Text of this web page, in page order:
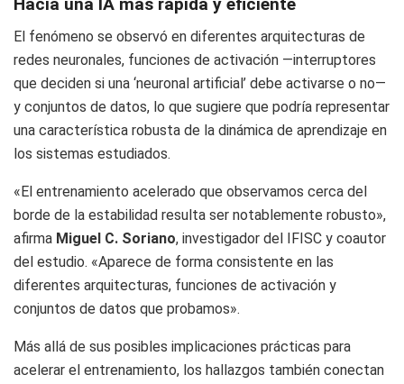
El fenómeno se observó en diferentes arquitecturas de
redes neuronales, funciones de activación —interruptores
que deciden si una ‘neuronal artificial’ debe activarse o no—
y conjuntos de datos, lo que sugiere que podría representar
una característica robusta de la dinámica de aprendizaje en
los sistemas estudiados.
«El entrenamiento acelerado que observamos cerca del
borde de la estabilidad resulta ser notablemente robusto»,
afirma Miguel C. Soriano, investigador del IFISC y coautor
del estudio. «Aparece de forma consistente en las
diferentes arquitecturas, funciones de activación y
conjuntos de datos que probamos».
Más allá de sus posibles implicaciones prácticas para
acelerar el entrenamiento, los hallazgos también conectan